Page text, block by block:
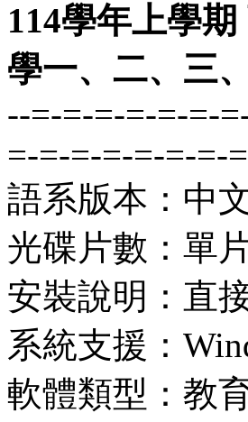
114學年上學
學一、二、三
--=-=-=-=-=-=-
=-=-=-=-=-=-=-
語系版本：中
光碟片數：單
安裝說明：直
系統支援：
軟體類型：教